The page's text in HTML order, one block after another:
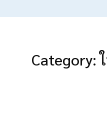
Category: